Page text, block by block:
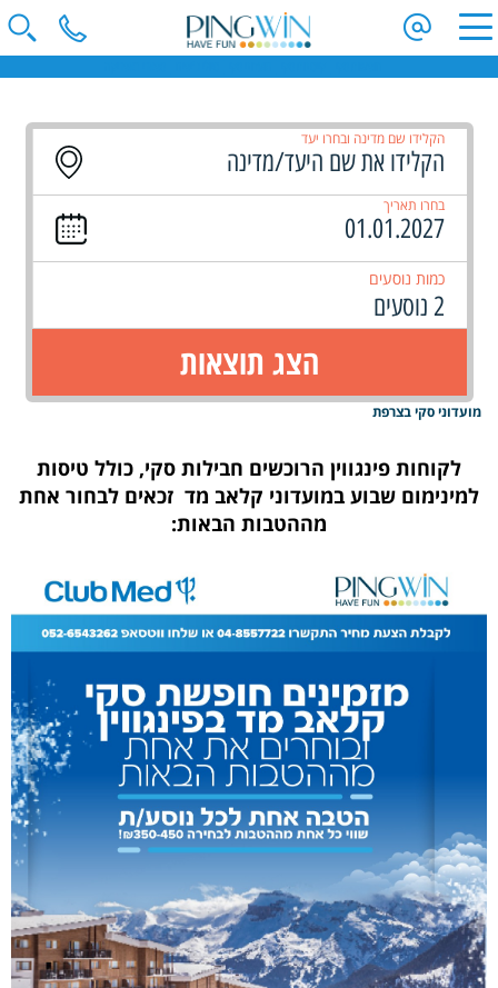
הקלידו שם מדינה ובחרו יעד
בחרו תאריך
כמות נוסעים
2 נוסעים
הצג תוצאות
מועדוני סקי בצרפת
לקוחות פינגווין הרוכשים חבילות סקי, כולל טיסות
למינימום שבוע במועדוני קלאב מד זכאים לבחור אחת
מההטבות הבאות: